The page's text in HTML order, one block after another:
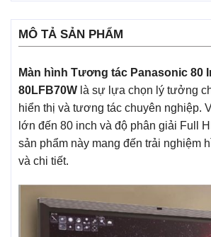
MÔ TẢ SẢN PHẨM
Màn hình Tương tác Panasonic 80
80LFB70W là sự lựa chọn lý tưởng
hiển thị và tương tác chuyên nghiệp.
lớn đến 80 inch và độ phân giải Full
sản phẩm này mang đến trải nghiệm
và chi tiết.